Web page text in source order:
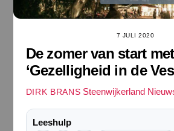
7 JULI 2020
De zomer van start met
‘Gezelligheid in de
DIRK BRANS Steenwijkerland
Leeshulp